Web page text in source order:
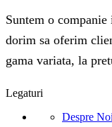
Suntem o
dorim sa oferim
gama variata, la
Legaturi
Despre Noi